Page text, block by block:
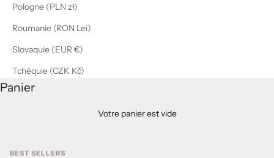
Pologne (PLN zł)
Roumanie (RON Lei)
Slovaquie (EUR €)
Tchéquie (CZK Kč)
Panier
Votre panier est vide
BEST SELLERS